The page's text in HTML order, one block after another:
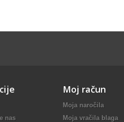
nas
Moj račun
Moja naročila
Moja vračila blaga